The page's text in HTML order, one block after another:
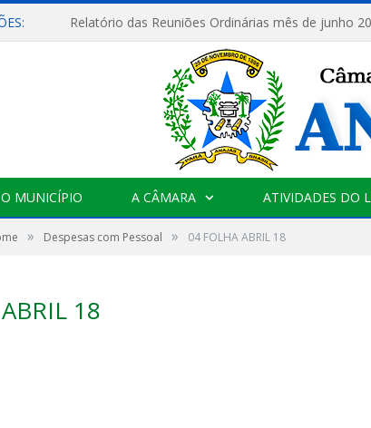
Relatório das Reuniões Ordinárias mês de junho
O MUNICÍPIO A CÂMARA ATIVIDADES DO
» Despesas com Pessoal » 04 FOLHA ABRIL 18
18